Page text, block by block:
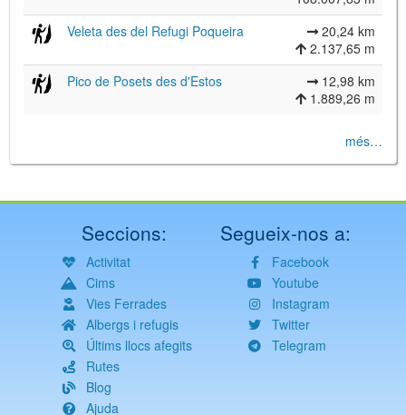
Veleta des del Refugi Poqueira
20,24 km
2.137,65 m
Pico de Posets des d'Estos
12,98 km
1.889,26 m
més…
Seccions:
Activitat
Cims
Vies Ferrades
Albergs i refugis
Últims llocs afegits
Rutes
Blog
Ajuda
Segueix-nos a:
Facebook
Youtube
Instagram
Twitter
Telegram